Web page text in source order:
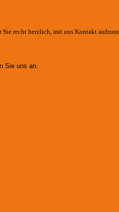
recht herzlich, mit uns Kontakt
Sie uns an.